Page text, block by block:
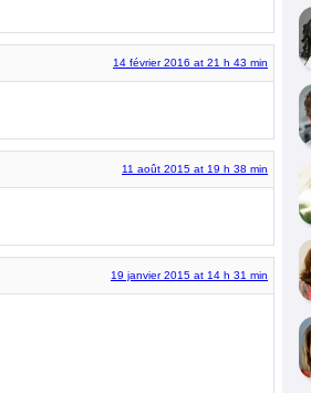
14 février 2016 at 21 h 43 min
11 août 2015 at 19 h 38 min
19 janvier 2015 at 14 h 31 min